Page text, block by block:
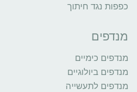
כפפות נגד חיתוך
מנדפים
מנדפים כימיים
מנדפים ביולוגיים
מנדפים לתעשייה